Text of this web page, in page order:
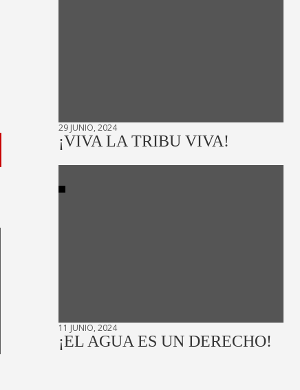
29 JUNIO, 2024
¡VIVA LA TRIBU VIVA!
11 JUNIO, 2024
¡EL AGUA ES UN DERECHO!